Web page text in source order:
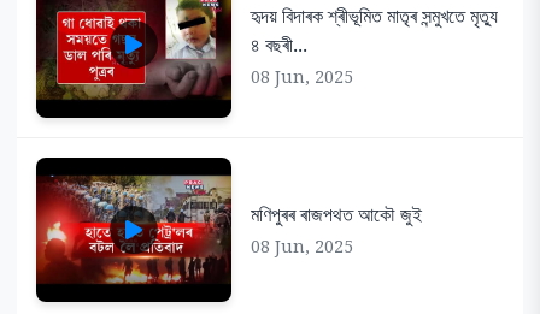
হৃদয় বিদাৰক শ্ৰীভূমিত মাতৃৰ সন্মুখতে মৃত্যু
৪ বছৰী...
08 Jun, 2025
মণিপুৰৰ ৰাজপথত আকৌ জুই
08 Jun, 2025